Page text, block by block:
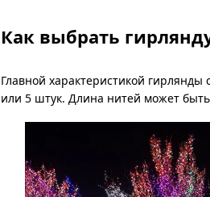
Как выбрать
Главной характеристикой
или 5 штук. Длина нитей может